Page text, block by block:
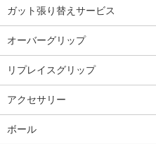
ガット張り替えサービス
オーバーグリップ
リプレイスグリップ
アクセサリー
ボール